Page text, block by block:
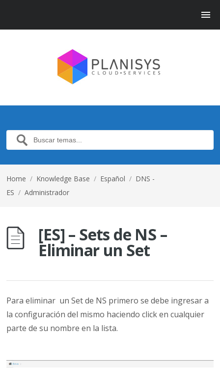
Home / Knowledge Base / Español / DNS -
ES / Administrador
[ES] – Sets de NS –
Eliminar un Set
Para eliminar un Set de NS primero se debe ingresar a
la configuración del mismo haciendo click en cualquier
parte de su nombre en la lista.